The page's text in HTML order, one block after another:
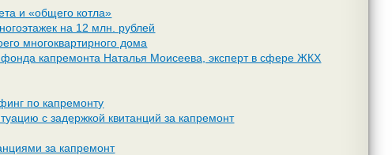
и «общего котла»
на 12 млн. рублей
многоквартирного дома
капремонта Наталья Моисеева, эксперт в сфере ЖКХ
по капремонту
с задержкой квитанций за капремонт
за капремонт